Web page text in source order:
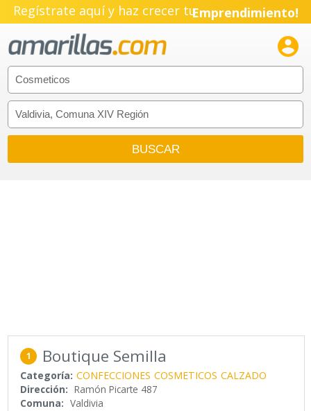
Regístrate aquí y haz crecer tuEmprendimiento!

1 Boutique Semilla
Categoría: CONFECCIONES COSMETICOS CALZADO
Dirección: Ramón Picarte 487
Comuna: Valdivia